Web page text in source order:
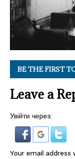
BE THE FIRST
Leave a
Увійти через:
Your email address